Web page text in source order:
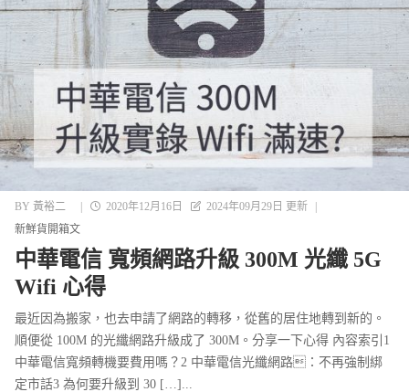
BY 黃裕二 | 2020年12月16日 2024年09月29日 更新
|
新鮮貨開箱文
中華電信 寬頻網路升級 300M 光纖 5G
Wifi 心得
最近因為搬家，也去申請了網路的轉移，從舊的居住地轉到新的。
順便從 100M 的光纖網路升級成了 300M。分享一下心得 內容索引1
中華電信寬頻轉機要費用嗎？2 中華電信光纖網路：不再強制綁
定市話3 為何要升級到 30 […]...